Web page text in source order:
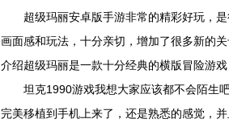
超级玛丽安卓版手游非常的精彩好玩，是
画面感和玩法，十分亲切，增加了很多新的
介绍超级玛丽是一款十分经典的横版冒险游
坦克1990游戏我想大家应该都不会陌生吧
完美移植到手机上来了，还是熟悉的感觉，